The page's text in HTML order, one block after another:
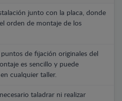
junto con la placa, donde
orden de montaje de los
puntos de fijación originales del
es sencillo y puede
cualquier taller.
taladrar ni realizar